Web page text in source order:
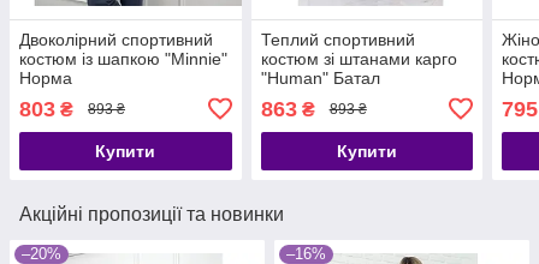
Двоколірний спортивний
костюм із шапкою "Minnie"
Норма
803 ₴ 893 ₴
Купити
Теплий спортивний
костюм зі штанами карго
"Human" Батал
863₴ 893 ₴
Купити
795
Акційні пропозиції та новинки
–20% –16%